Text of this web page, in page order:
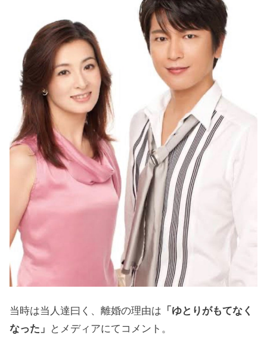
当時は当人達曰く、離婚の理由は 「ゆとりがもてなく
なった」 とメディアにてコメント。